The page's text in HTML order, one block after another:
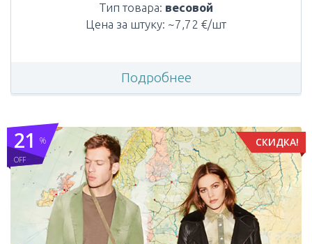
Тип товара: весовой
Цена за штуку: ~7,72 €/шт
Подробнее
СКИДКА!
%
OFF
21